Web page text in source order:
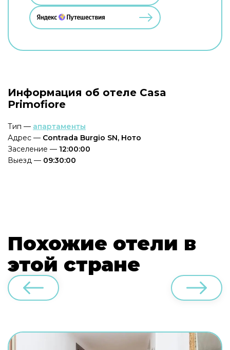
Информация об отеле Casa
Primofiore
Тип — апартаменты
Адрес — Contrada Burgio SN, Ното
Заселение — 12:00:00
Выезд — 09:30:00
Похожие отели в
этой стране